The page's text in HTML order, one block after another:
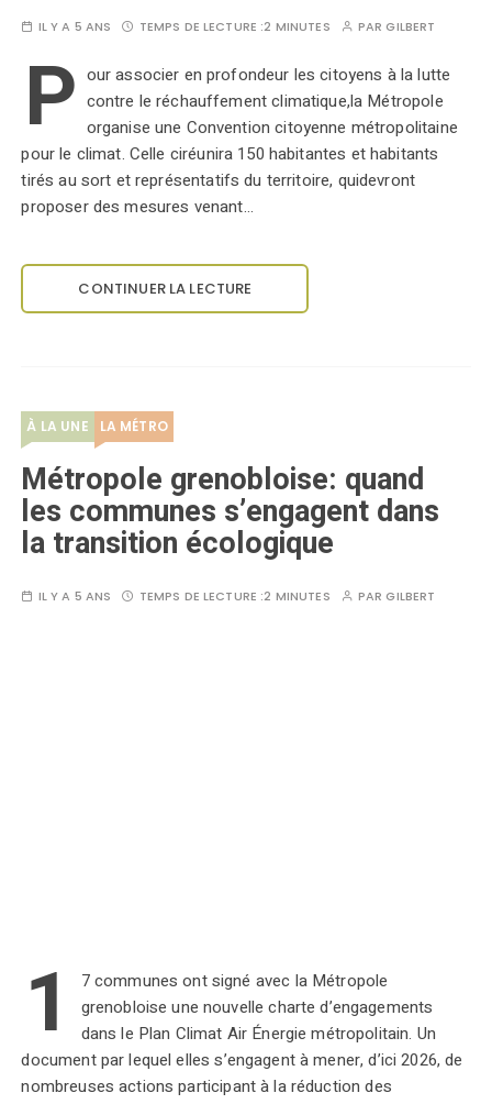
IL Y A 5 ANS TEMPS DE LECTURE :2 MINUTES PARGILBERT
P our associer en profondeur les citoyens à la lutte
contre le réchauffement climatique,la Métropole
organise une Convention citoyenne métropolitaine
pour le climat. Celle ciréunira 150 habitantes et habitants
tirés au sort et représentatifs du territoire, quidevront
proposer des mesures venant…
CONTINUER LA LECTURE
À LA UNE LA MÉTRO
Métropole grenobloise: quand
les communes s’engagent dans
la transition écologique
IL Y A 5 ANS TEMPS DE LECTURE :2 MINUTES PARGILBERT
1
7 communes ont signé avec la Métropole
grenobloise une nouvelle charte d’engagements
dans le Plan Climat Air Énergie métropolitain. Un
document par lequel elles s’engagent à mener, d’ici 2026, de
nombreuses actions participant à la réduction des